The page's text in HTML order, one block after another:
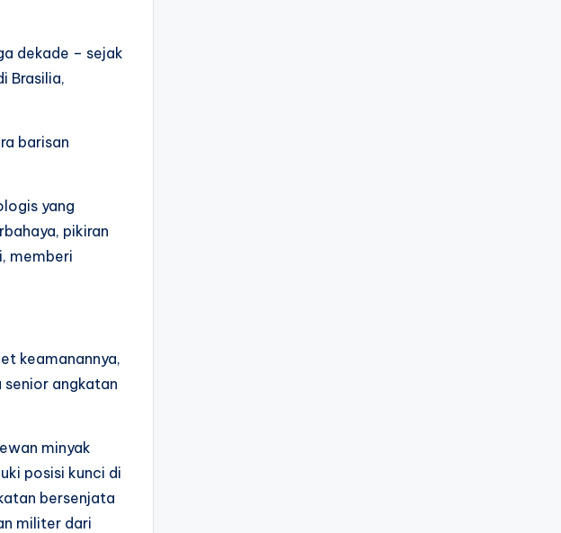
dekade – sejak
Brasilia,
barisan
yang
pikiran
memberi
keamanannya,
senior angkatan
minyak
posisi kunci di
bersenjata
militer dari